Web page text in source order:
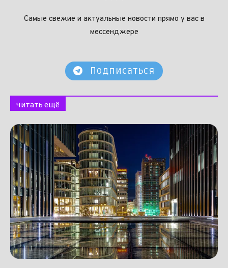
Самые свежие и актуальные новости прямо у вас в
мессенджере
Подписаться
Читать ещё